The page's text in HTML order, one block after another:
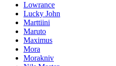
Lowrance
Lucky John
Marttiini
Maruto
Maximus
Mora
Morakniv